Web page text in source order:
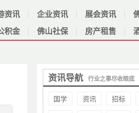
资讯 企业资讯 展会资讯
积金 佛山社保 房产租售
资讯导航 行业之事尽收眼底
国学 资讯 招标